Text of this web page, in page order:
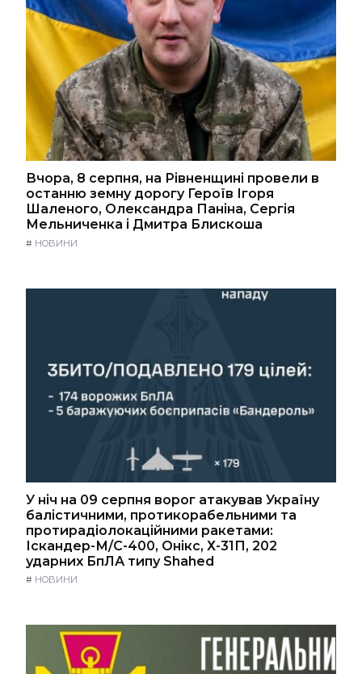
Вчора, 8 серпня, на Рівненщині провели в
останню земну дорогу Героїв Ігоря
Шаленого, Олександра Паніна, Сергія
Мельниченка і Дмитра Блискоша
# НОВИНИ
У ніч на 09 серпня ворог атакував Україну
балістичними, протикорабельними та
протирадіолокаційними ракетами:
Іскандер-М/С-400, Онікс, Х-31П, 202
ударних БпЛА типу Shahed
# НОВИНИ